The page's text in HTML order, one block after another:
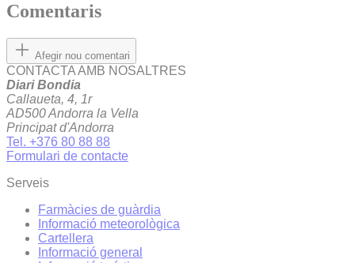
Comentaris
Afegir nou comentari
CONTACTA AMB NOSALTRES
Diari Bondia
Callaueta, 4, 1r
AD500 Andorra la Vella
Principat d'Andorra
Tel. +376 80 88 88
Formulari de contacte
Serveis
Farmàcies de guàrdia
Informació meteorològica
Cartellera
Informació general